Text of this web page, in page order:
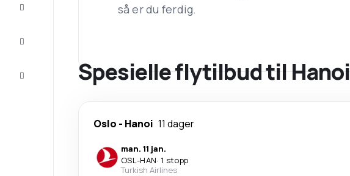
så er du ferdig.
Spesielle flytilbud til Hanoi
Oslo - Hanoi 11 dager
man. 11 jan.
OSL-HAN· 1 stopp
Turkish Airlines